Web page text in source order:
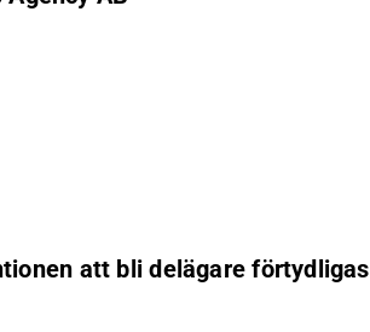
att bli delägare förtydligas